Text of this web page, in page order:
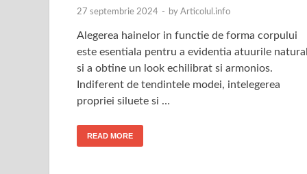
27 septembrie 2024 - by Articolul.info
Alegerea hainelor in functie de forma corpului
este esentiala pentru a evidentia atuurile
si a obtine un look echilibrat si armonios.
Indiferent de tendintele modei, intelegerea
propriei siluete si …
READ MORE